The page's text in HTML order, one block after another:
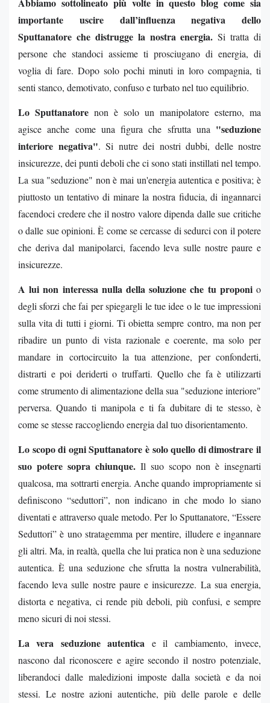
Abbiamo sottolineato più volte in questo blog come sia
importante uscire dall’influenza negativa dello
Sputtanatore che distrugge la nostra energia. Si tratta di
persone che standoci assieme ti prosciugano di energia, di
voglia di fare. Dopo solo pochi minuti in loro compagnia, ti
senti stanco, demotivato, confuso e turbato nel tuo equilibrio.
Lo Sputtanatore non è solo un manipolatore esterno, ma
agisce anche come una figura che sfrutta una "seduzione
interiore negativa". Si nutre dei nostri dubbi, delle nostre
insicurezze, dei punti deboli che ci sono stati instillati nel tempo.
La sua "seduzione" non è mai un'energia autentica e positiva; è
piuttosto un tentativo di minare la nostra fiducia, di ingannarci
facendoci credere che il nostro valore dipenda dalle sue critiche
o dalle sue opinioni. È come se cercasse di sedurci con il potere
che deriva dal manipolarci, facendo leva sulle nostre paure e
insicurezze.
A lui non interessa nulla della soluzione che tu proponio
degli sforzi che fai per spiegargli le tue idee o le tue impressioni
sulla vita di tutti i giorni. Ti obietta sempre contro, ma non per
ribadire un punto di vista razionale e coerente, ma solo per
mandare in cortocircuito la tua attenzione, per confonderti,
distrarti e poi deriderti o truffarti. Quello che fa è utilizzarti
come strumento di alimentazione della sua "seduzione interiore"
perversa. Quando ti manipola e ti fa dubitare di te stesso, è
come se stesse raccogliendo energia dal tuo disorientamento.
Lo scopo di ogni Sputtanatore è solo quello di dimostrare il
suo potere sopra chiunque. Il suo scopo non è insegnarti
qualcosa, ma sottrarti energia. Anche quando impropriamente si
definiscono “seduttori”, non indicano in che modo lo siano
diventati e attraverso quale metodo. Per lo Sputtanatore, “Essere
Seduttori” è uno stratagemma per mentire, illudere e ingannare
gli altri. Ma, in realtà, quella che lui pratica non è una seduzione
autentica. È una seduzione che sfrutta la nostra vulnerabilità,
facendo leva sulle nostre paure e insicurezze. La sua energia,
distorta e negativa, ci rende più deboli, più confusi, e sempre
meno sicuri di noi stessi.
La vera seduzione autentica e il cambiamento, invece,
nascono dal riconoscere e agire secondo il nostro potenziale,
liberandoci dalle maledizioni imposte dalla società e da noi
stessi. Le nostre azioni autentiche, più delle parole e delle